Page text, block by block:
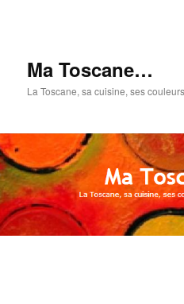
Ma Toscane…
La Toscane, sa cuisine, ses